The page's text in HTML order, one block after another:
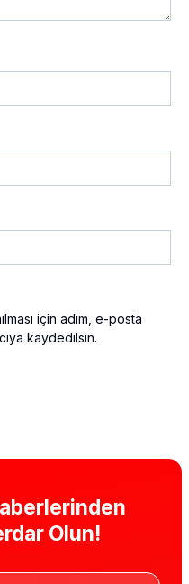
için adım, e-posta
kaydedilsin.
Olun!